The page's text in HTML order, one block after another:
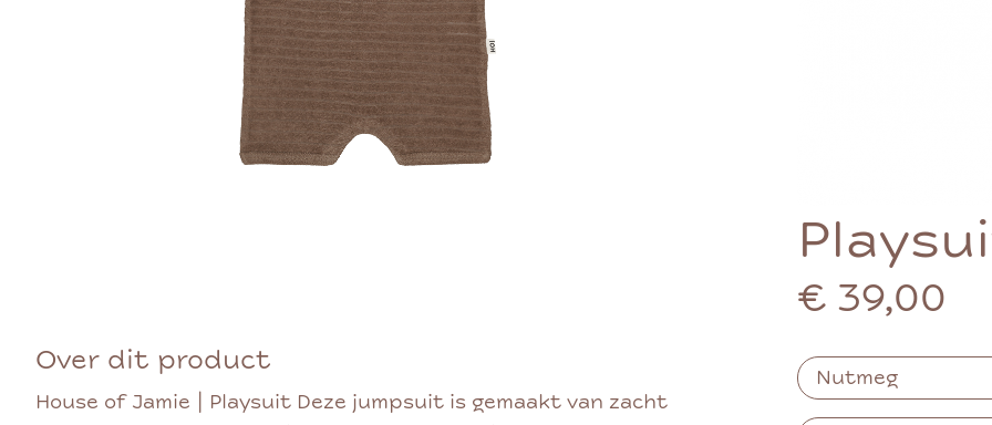
Over dit product
House of Jamie | Playsuit Deze jumpsuit is gemaakt van zacht
€ 39,00